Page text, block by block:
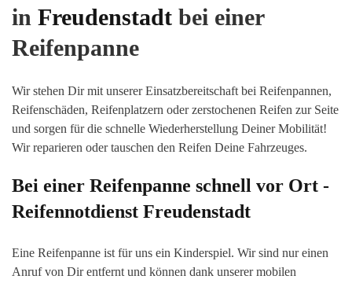
in Freudenstadt bei einer
Reifenpanne
Wir stehen Dir mit unserer Einsatzbereitschaft bei Reifenpannen,
Reifenschäden, Reifenplatzern oder zerstochenen Reifen zur Seite
und sorgen für die schnelle Wiederherstellung Deiner Mobilität!
Wir reparieren oder tauschen den Reifen Deine Fahrzeuges.
Bei einer Reifenpanne schnell vor Ort -
Reifennotdienst Freudenstadt
Eine Reifenpanne ist für uns ein Kinderspiel. Wir sind nur einen
Anruf von Dir entfernt und können dank unserer mobilen